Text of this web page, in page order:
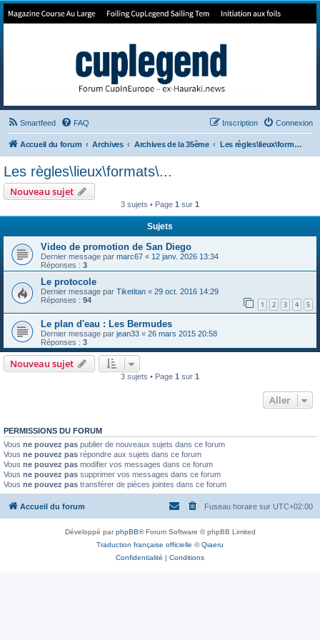
Forum de Cup In Europe
Smartfeed FAQ Connexion
Inscription
Accueil du forum Archives Archives de la 35ème Les règles\lieux\formats\...
Les règles\lieux\formats\...
Nouveau sujet
3 sujets • Page 1 sur 1
Sujets
Video de promotion de San Diego
Dernier message par marc67 « 12 janv. 2026 13:34
Réponses : 3
Le protocole
Dernier message par Tiketitan « 29 oct. 2016 14:29
Réponses : 94 1 2 3 4 5
Le plan d'eau : Les Bermudes
Dernier message par jean33 « 26 mars 2015 20:58
Réponses : 3
Nouveau sujet
3 sujets • Page 1 sur 1
Aller
PERMISSIONS DU FORUM
Vous ne pouvez pas publier de nouveaux sujets dans ce forum
Vous ne pouvez pas répondre aux sujets dans ce forum
Vous ne pouvez pas modifier vos messages dans ce forum
Vous ne pouvez pas supprimer vos messages dans ce forum
Vous ne pouvez pas transférer de pièces jointes dans ce forum
Accueil du forum Fuseau horaire sur UTC+02:00
Développé parphpBB® Forum Software © phpBB Limited
Traduction française officielle ©Qiaeru
Confidentialité | Conditions